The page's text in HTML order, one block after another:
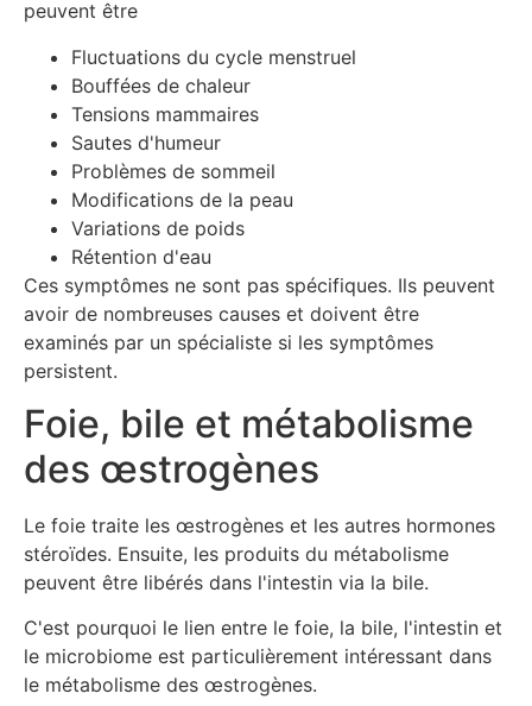
peuvent être
Fluctuations du cycle menstruel
Bouffées de chaleur
Tensions mammaires
Sautes d'humeur
Problèmes de sommeil
Modifications de la peau
Variations de poids
Rétention d'eau
Ces symptômes ne sont pas spécifiques. Ils peuvent
avoir de nombreuses causes et doivent être
examinés par un spécialiste si les symptômes
persistent.
Foie, bile et métabolisme
des œstrogènes
Le foie traite les œstrogènes et les autres hormones
stéroïdes. Ensuite, les produits du métabolisme
peuvent être libérés dans l'intestin via la bile.
C'est pourquoi le lien entre le foie, la bile, l'intestin et
le microbiome est particulièrement intéressant dans
le métabolisme des œstrogènes.